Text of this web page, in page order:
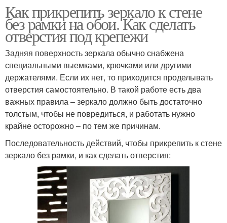
Как прикрепить зеркало к стене
без рамки на обои. Как сделать
отверстия под крепежи
Задняя поверхность зеркала обычно снабжена
специальными выемками, крючками или другими
держателями. Если их нет, то приходится проделывать
отверстия самостоятельно. В такой работе есть два
важных правила – зеркало должно быть достаточно
толстым, чтобы не повредиться, и работать нужно
крайне осторожно – по тем же причинам.
Последовательность действий, чтобы прикрепить к стене
зеркало без рамки, и как сделать отверстия: